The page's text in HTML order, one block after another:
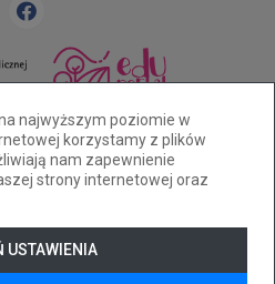
najwyższym poziomie w
korzystamy z plików
nam zapewnienie
strony internetowej oraz
USTAWIENIA
pm25@cuw.bielsko-biala.pl
ul. Widok 28
dostępności
kontrastu